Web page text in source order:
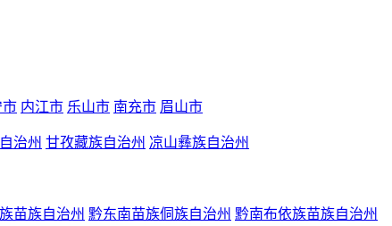
市 内江市 乐山市 南充市 眉山市
治州 甘孜藏族自治州 凉山彝族自治州
苗族自治州 黔东南苗族侗族自治州 黔南布依族苗族自治州